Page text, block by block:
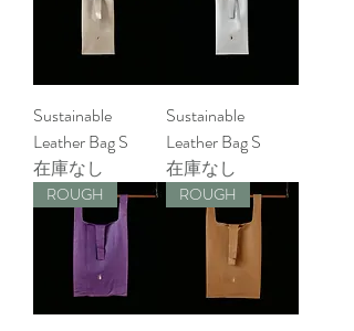
Sustainable
Leather Bag S
在庫なし
Sustainable
Leather Bag S
在庫なし
ROUGH ROUGH